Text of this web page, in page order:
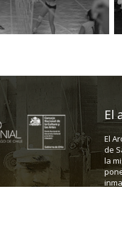
El
El
de
la